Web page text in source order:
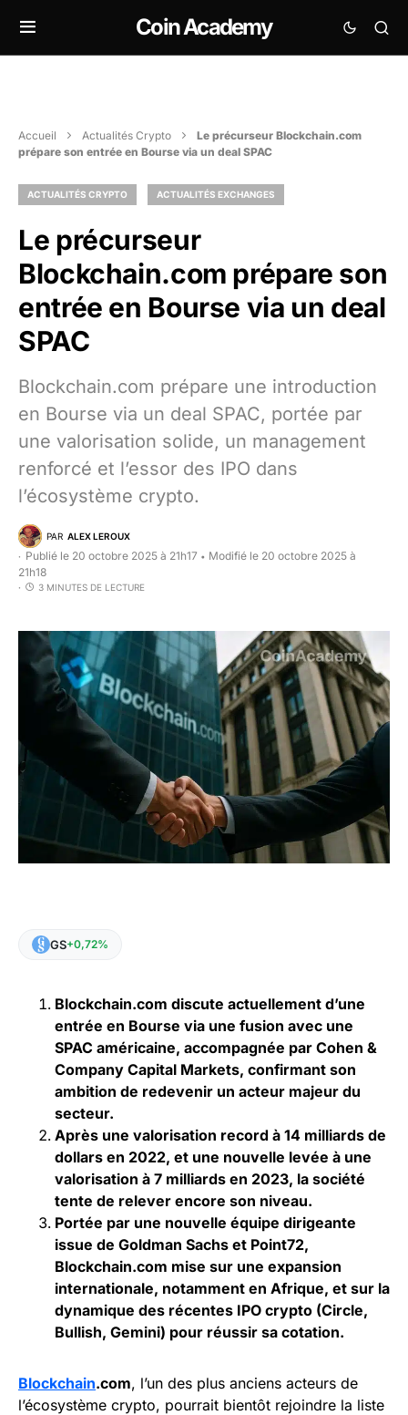
Coin Academy
Accueil Actualités Crypto
Le précurseur Blockchain.com
prépare son entrée en Bourse via un deal SPAC
ACTUALITÉS CRYPTO ACTUALITÉS EXCHANGES
Le précurseur
Blockchain.com prépare son
entrée en Bourse via un deal
SPAC
Blockchain.com prépare une introduction
en Bourse via un deal SPAC, portée par
une valorisation solide, un management
renforcé et l’essor des IPO dans
l’écosystème crypto.
PAR ALEX LEROUX
Publié le 20 octobre 2025 à 21h17 • Modifié le 20 octobre 2025 à
21h18
3 MINUTES DE LECTURE
GS+0,72%
Blockchain.com discute actuellement d’une
entrée en Bourse via une fusion avec une
SPAC américaine, accompagnée par Cohen &
Company Capital Markets, confirmant son
ambition de redevenir un acteur majeur du
secteur.
Après une valorisation record à 14 milliards de
dollars en 2022, et une nouvelle levée à une
valorisation à 7 milliards en 2023, la société
tente de relever encore son niveau.
Portée par une nouvelle équipe dirigeante
issue de Goldman Sachs et Point72,
Blockchain.com mise sur une expansion
internationale, notamment en Afrique, et sur la
dynamique des récentes IPO crypto (Circle,
Bullish, Gemini) pour réussir sa cotation.
Blockchain.com, l’un des plus anciens acteurs de
l’écosystème crypto, pourrait bientôt rejoindre la liste